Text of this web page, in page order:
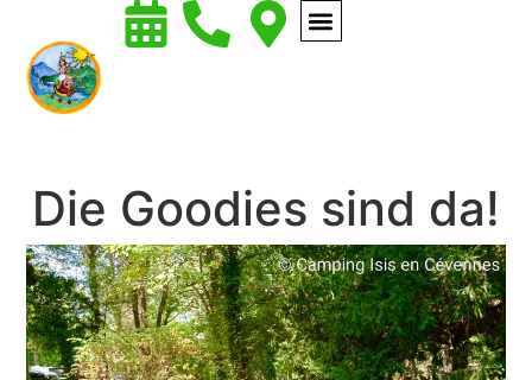
Die Goodies sind da!